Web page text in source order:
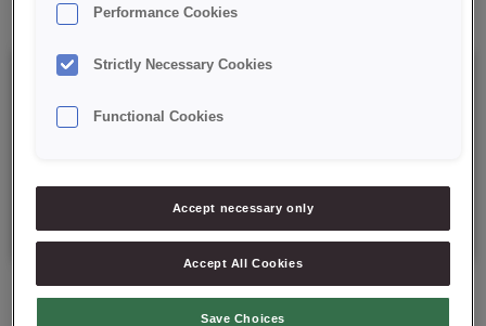
Mindesthaltbarkeit: 12 Monate ab Herstellungsdatum.
Performance Cookies
Strictly Necessary Cookies
Functional Cookies
Accept necessary only
Accept All Cookies
Save Choices